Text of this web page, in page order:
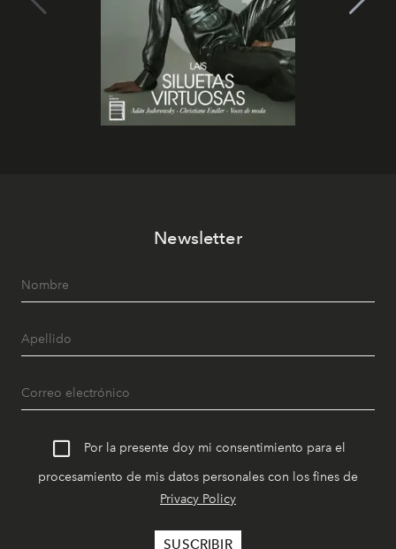
Newsletter
Por la presente doy mi consentimiento para el
procesamiento de mis datos personales con los fines de
Privacy Policy